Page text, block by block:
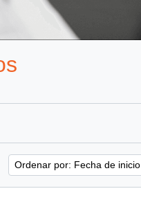
Ordenar por: Fecha de inicio